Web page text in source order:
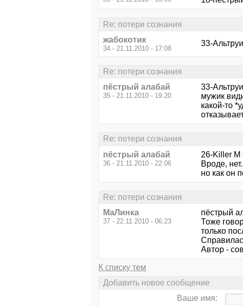
Re: потери сознания
жабокотик
34 - 21.11.2010 - 17:08
33-
Re: потери сознания
пёстрый алабай
35 - 21.11.2010 - 19:20
33-
мужик
какой-то
Re: потери сознания
пёстрый алабай
36 - 21.11.2010 - 22:06
26-Killer
Вроде,
но как он
Re: потери сознания
МаЛинка
37 - 22.11.2010 - 06:23
пёстрый
Тоже
только
Автор -
К списку тем
Добавить новое сообщение
Ваше имя: